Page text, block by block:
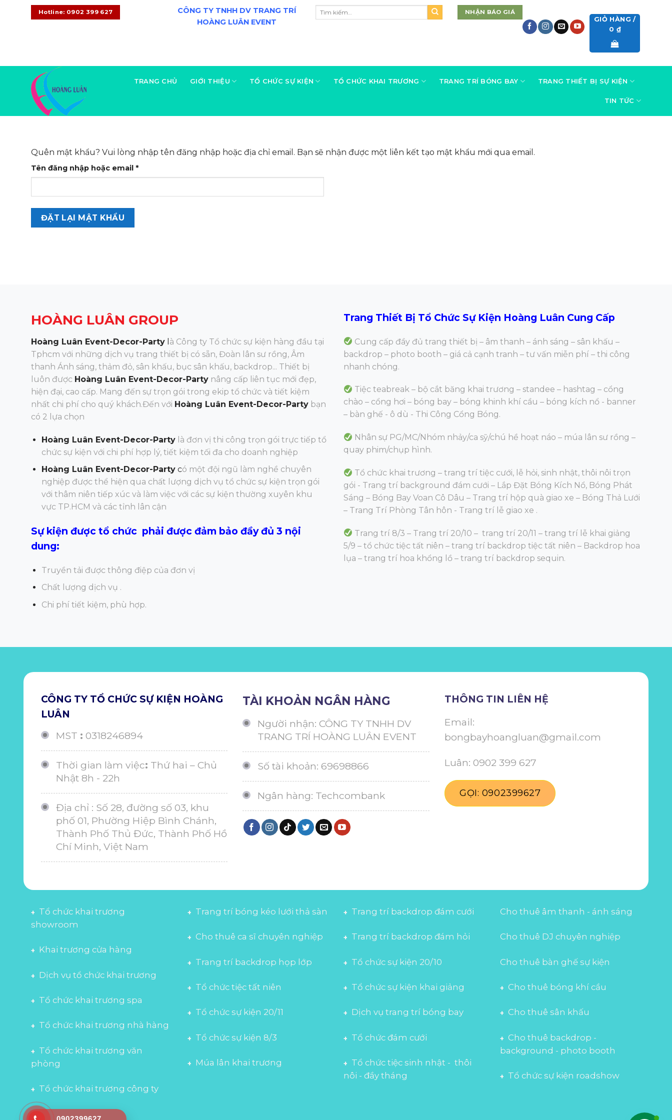
Hotline: 0902 399 627
CÔNG TY TNHH DV TRANG TRÍ
HOÀNG LUÂN EVENT
NHẬN BÁO GIÁ
GIỎ HÀNG /
0 ₫
TRANG CHỦ GIỚI THIỆU TỔ CHỨC SỰ KIỆN TỔ CHỨC KHAI TRƯƠNG TRANG TRÍ BÓNG BAY TRANG THIẾT BỊ SỰ KIỆN
TIN TỨC
Quên mật khẩu? Vui lòng nhập tên đăng nhập hoặc địa chỉ email. Bạn sẽ nhận được một liên kết tạo mật khẩu mới qua email.
Tên đăng nhập hoặc email *Bắt
buộc
ĐẶT LẠI MẬT KHẨU
HOÀNG LUÂN GROUP
Hoàng Luân Event-Decor-Party à Công ty Tổ chức sự kiện hàng đầu tại
Tphcm với những dịch vụ trang thiết bị có sẵn, Đoàn lân sư rồng, Âm
thanh Ánh sáng, thảm đỏ, sân khấu, bục sân khấu, backdrop... Thiết bị
luôn được Hoàng Luân Event-Decor-Party nâng cấp liên tục mới đẹp,
hiện đại, cao cấp. Mang đến sự trọn gói trong ekip tổ chức và tiết kiệm
nhất chi phí cho quý khách.Đến với Hoàng Luân Event-Decor-Party bạn
có 2 lựa chọn
Hoàng Luân Event-Decor-Party là đơn vị thi công trọn gói trực tiếp tổ
chức sự kiện với chi phí hợp lý, tiết kiệm tối đa cho doanh nghiệp
Hoàng Luân Event-Decor-Partycó một đội ngũ làm nghề chuyên
nghiệp được thể hiện qua chất lượng dịch vụ tổ chức sự kiện trọn gói
với thâm niên tiếp xúc và làm việc với các sự kiện thường xuyên khu
vực TP.HCM và các tỉnh lân cận
Sự kiện được tổ chức phải được đảm bảo đầy đủ 3 nội
dung:
Truyền tải được thông điệp của đơn vị
Chất lượng dịch vụ .
Chi phí tiết kiệm, phù hợp.
Trang Thiết Bị Tổ Chức Sự Kiện Hoàng Luân Cung Cấp
Cung cấp đầy đủ trang thiết bị – âm thanh – ánh sáng – sân khấu –
backdrop – photo booth – giá cả cạnh tranh – tư vấn miễn phí – thi công
nhanh chóng.
Tiệc teabreak – bộ cắt băng khai trương – standee – hashtag – cổng
chào – cổng hơi – bóng bay – bóng khinh khí cầu – bóng kích nổ - banner
– bàn ghế - ô dù - Thi Công Cổng Bóng.
Nhân sự PG/MC/Nhóm nhảy/ca sỹ/chú hề hoạt náo – múa lân sư rồng –
quay phim/chụp hình.
Tổ chức khai trương – trang trí tiệc cưới, lễ hỏi, sinh nhật, thôi nôi trọn
gói - Trang trí background đám cưới – Lắp Đặt Bóng Kích Nổ, Bóng Phát
Sáng – Bóng Bay Voan Cô Dâu – Trang trí hộp quà giao xe – Bóng Thả Lưới
– Trang Trí Phòng Tân hôn - Trang trí lễ giao xe .
Trang trí 8/3 – Trang trí 20/10 – trang trí 20/11 – trang trí lễ khai giảng
5/9 – tổ chức tiệc tất niên – trang trí backdrop tiệc tất niên – Backdrop hoa
lụa – trang trí hoa khổng lồ – trang trí backdrop sequin.
CÔNG TY TỔ CHỨC SỰ KIỆN HOÀNG
LUÂN
MST : 0318246894
Thời gian làm việc: Thứ hai – Chủ
Nhật 8h - 22h
Địa chỉ : Số 28, đường số 03, khu
phố 01, Phường Hiệp Bình Chánh,
Thành Phố Thủ Đức, Thành Phố Hồ
Chí Minh, Việt Nam
TÀI KHOẢN NGÂN HÀNG
Người nhận: CÔNG TY TNHH DV
TRANG TRÍ HOÀNG LUÂN EVENT
Số tài khoản: 69698866
Ngân hàng: Techcombank
THÔNG TIN LIÊN HỆ
Email:
bongbayhoangluan@gmail.com
Luân: 0902 399 627
GỌI: 0902399627
Tổ chức khai trương
showroom
Khai trương cửa hàng
Dịch vụ tổ chức khai trương
Tổ chức khai trương spa
Tổ chức khai trương nhà hàng
Tổ chức khai trương văn
phòng
Tổ chức khai trương công ty
Trang trí bóng kéo lưới thả sàn
Cho thuê ca sĩ chuyên nghiệp
Trang trí backdrop họp lớp
Tổ chức tiệc tất niên
Tổ chức sự kiện 20/11
Tổ chức sự kiện 8/3
Múa lân khai trương
Trang trí backdrop đám cưới
Trang trí backdrop đám hỏi
Tổ chức sự kiện 20/10
Tổ chức sự kiện khai giảng
Dịch vụ trang trí bóng bay
Tổ chức đám cưới
Tổ chức tiệc sinh nhật - thôi
nôi - đầy tháng
Cho thuê âm thanh - ánh sáng
Cho thuê DJ chuyên nghiệp
Cho thuê bàn ghế sự kiện
Cho thuê bóng khí cầu
Cho thuê sân khấu
Cho thuê backdrop -
background - photo booth
Tổ chức sự kiện roadshow